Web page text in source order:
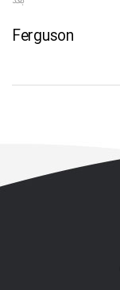
Ferguson